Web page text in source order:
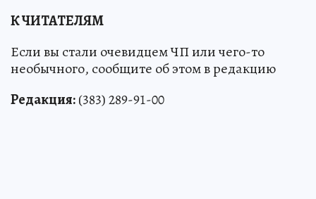
К ЧИТАТЕЛЯМ
Если вы стали очевидцем ЧП или чего-то
необычного, сообщите об этом в редакцию
Редакция:(383) 289-91-00